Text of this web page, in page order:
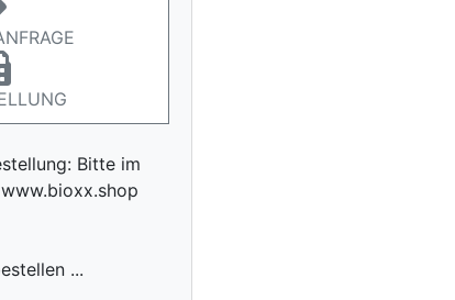
Bitte im
...